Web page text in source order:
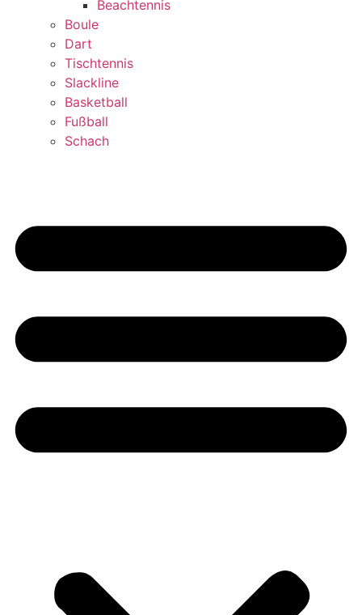
Beachtennis
Boule
Dart
Tischtennis
Slackline
Basketball
Fußball
Schach